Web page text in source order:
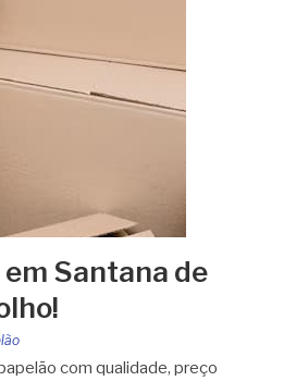
Santana de
com qualidade, preço